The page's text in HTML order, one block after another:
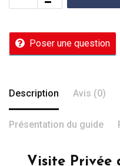
Poser une question
Description Avis (0)
Présentation du guide
Visite Privée